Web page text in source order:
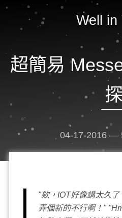
Well in
超簡易
探
04-17-2016 —
"欸，IOT好像講太久
弄個新的不行啊！"